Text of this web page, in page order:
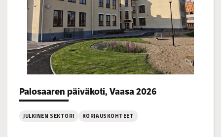
Palosaaren päiväkoti, Vaasa 2026
Project types:
JULKINEN SEKTORI KORJAUSKOHTEET